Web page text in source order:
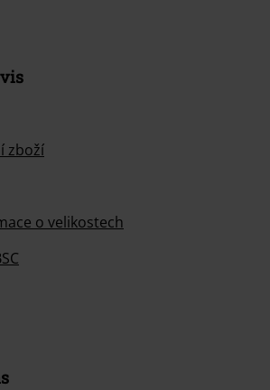
zboží
o velikostech